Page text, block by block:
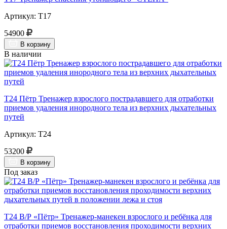
Артикул: Т17
54900
В корзину
В наличии
Т24 Пётр Тренажер взрослого пострадавшего для отработки
приемов удаления инородного тела из верхних дыхательных
путей
Артикул: Т24
53200
В корзину
Под заказ
Т24 В/Р «Пётр» Тренажер-манекен взрослого и ребёнка для
отработки приемов восстановления проходимости верхних